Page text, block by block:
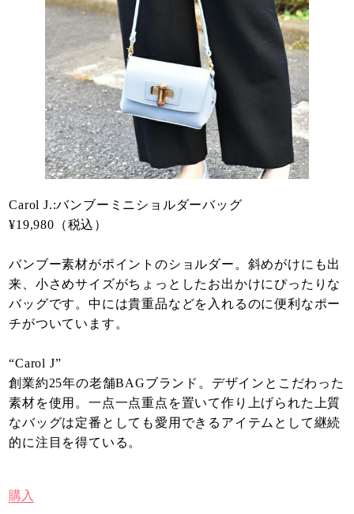
Carol J.:バンブーミニショルダーバッグ
¥19,980（税込）
バンブー素材がポイントのショルダー。斜めがけにも出
来、小さめサイズがちょっとしたお出かけにぴったりな
バッグです。中には貴重品などを入れるのに便利なポー
チがついています。
“Carol J”
創業約25年の老舗BAGブランド。デザインとこだわった
素材を使用。一点一点重点を置いて作り上げられた上質
なバッグは定番としても愛用できるアイテムとして継続
的に注目を得ている。
購入